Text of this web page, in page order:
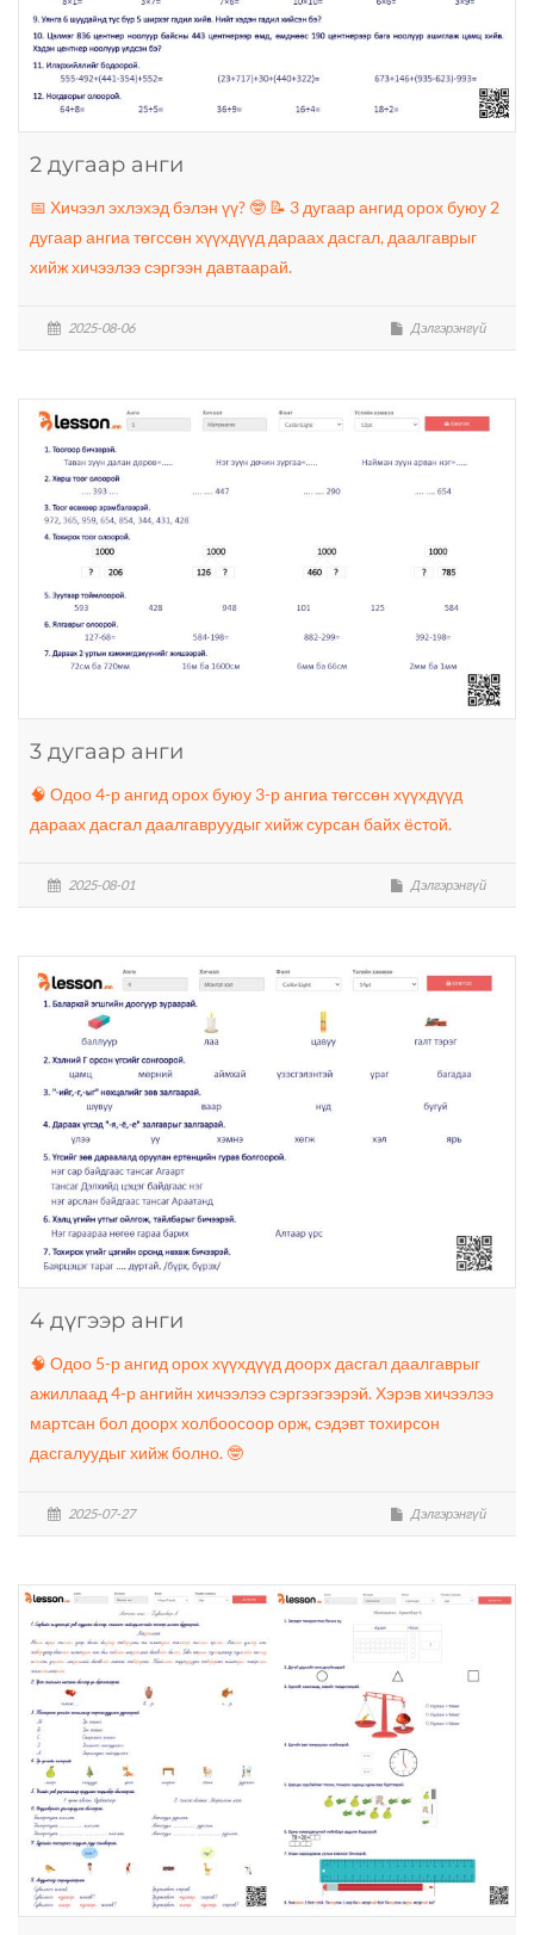
2 дугаар анги
📅 Хичээл эхлэхэд бэлэн үү? 🤓 📝 3 дугаар ангид орох буюу 2
дугаар ангиа төгссөн хүүхдүүд дараах дасгал, даалгаврыг
хийж хичээлээ сэргээн давтаарай.
2025-08-06 Дэлгэрэнгүй
3 дугаар анги
🧠 Одоо 4-р ангид орох буюу 3-р ангиа төгссөн хүүхдүүд
дараах дасгал даалгавруудыг хийж сурсан байх ёстой.
2025-08-01 Дэлгэрэнгүй
4 дүгээр анги
🧠 Одоо 5-р ангид орох хүүхдүүд доорх дасгал даалгаврыг
ажиллаад 4-р ангийн хичээлээ сэргээгээрэй. Хэрэв хичээлээ
мартсан бол доорх холбоосоор орж, сэдэвт тохирсон
дасгалуудыг хийж болно. 🤓
2025-07-27 Дэлгэрэнгүй